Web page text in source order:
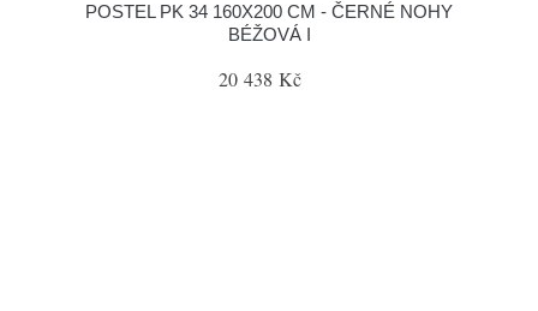
POSTEL PK 34 160X200 CM - ČERNÉ NOHY
BÉŽOVÁ I
20 438 Kč